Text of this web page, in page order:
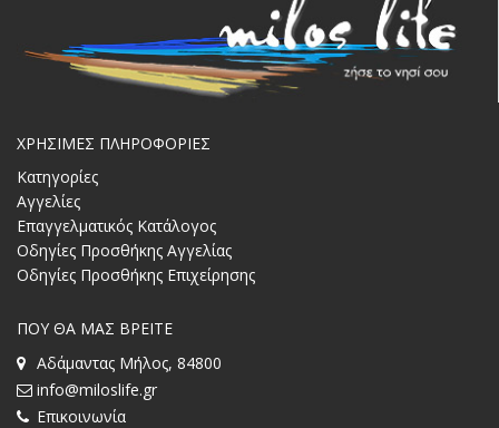
ΧΡΗΣΙΜΕΣ ΠΛΗΡΟΦΟΡΙΕΣ
Κατηγορίες
Αγγελίες
Επαγγελματικός Κατάλογος
Οδηγίες Προσθήκης Αγγελίας
Οδηγίες Προσθήκης Επιχείρησης
ΠΟΥ ΘΑ ΜΑΣ ΒΡΕΙΤΕ
Αδάμαντας Μήλος, 84800
info@miloslife.gr
Επικοινωνία